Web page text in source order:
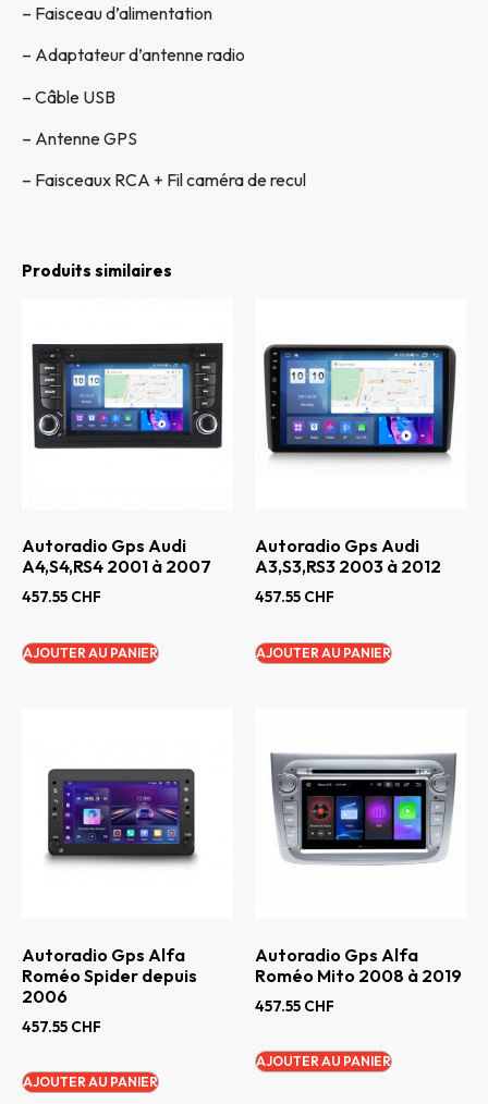
– Faisceau d’alimentation
– Adaptateur d’antenne radio
– Câble USB
– Antenne GPS
– Faisceaux RCA + Fil caméra de recul
Produits similaires
Autoradio Gps Audi
A4,S4,RS4 2001 à 2007
457.55 CHF
AJOUTER AU PANIER
Autoradio Gps Audi
A3,S3,RS3 2003 à 2012
457.55 CHF
AJOUTER AU PANIER
Autoradio Gps Alfa
Roméo Spider depuis
2006
457.55 CHF
AJOUTER AU PANIER
Autoradio Gps Alfa
Roméo Mito 2008 à 2019
457.55 CHF
AJOUTER AU PANIER